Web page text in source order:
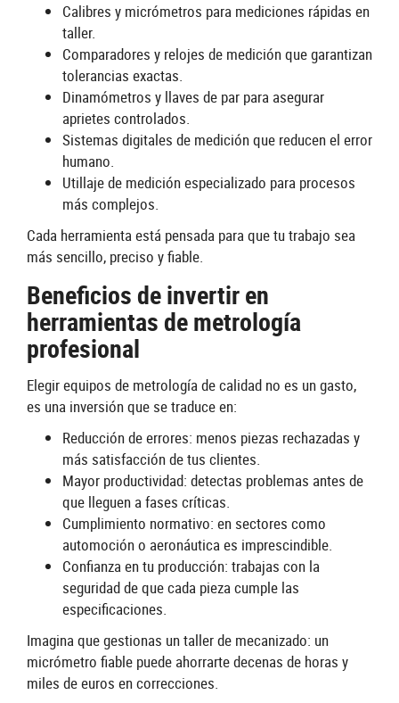
Calibres y micrómetros para mediciones rápidas en
taller.
Comparadores y relojes de medición que garantizan
tolerancias exactas.
Dinamómetros y llaves de par para asegurar
aprietes controlados.
Sistemas digitales de medición que reducen el error
humano.
Utillaje de medición especializado para procesos
más complejos.
Cada herramienta está pensada para que tu trabajo sea
más sencillo, preciso y fiable.
Beneficios de invertir en
herramientas de metrología
profesional
Elegir equipos de metrología de calidad no es un gasto,
es una inversión que se traduce en:
Reducción de errores: menos piezas rechazadas y
más satisfacción de tus clientes.
Mayor productividad: detectas problemas antes de
que lleguen a fases críticas.
Cumplimiento normativo: en sectores como
automoción o aeronáutica es imprescindible.
Confianza en tu producción: trabajas con la
seguridad de que cada pieza cumple las
especificaciones.
Imagina que gestionas un taller de mecanizado: un
micrómetro fiable puede ahorrarte decenas de horas y
miles de euros en correcciones.